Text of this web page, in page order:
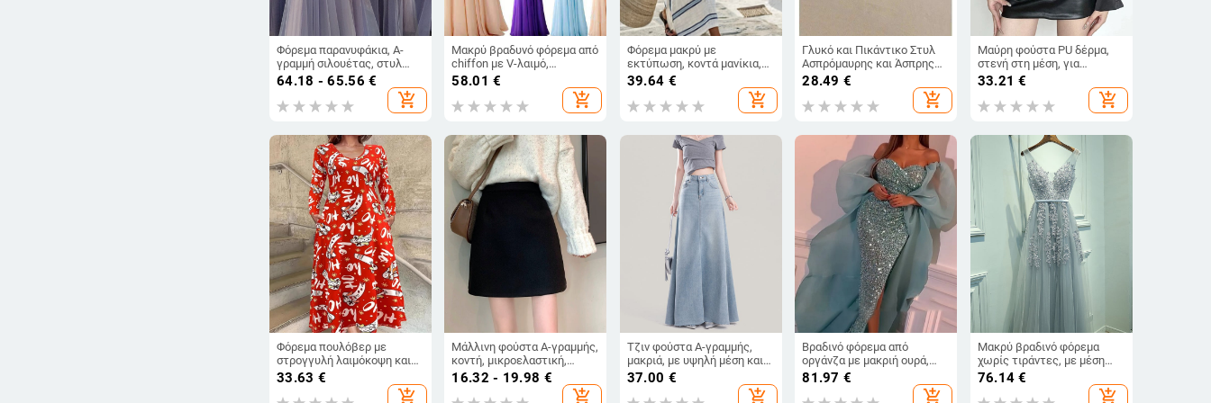
Φόρεμα παρανυφάκια, Α-
γραμμή σιλουέτας, στυλ
ώμου, μισό μανίκι, μακρύ
64.18 - 65.56 €
add_shopping_cart
Μακρύ βραδυνό φόρεμα από
chiffon με V-λαιμό,
παγιέτες, Α-γραμμή, ψηλή
58.01 €
add_shopping_cart
Φόρεμα μακρύ με
εκτύπωση, κοντά μανίκια,
γραμμής Α, μείξη λίνων,
39.64 €
add_shopping_cart
Γλυκό και Πικάντικο Στυλ
Ασπρόμαυρης και Άσπρης
Πιάνου Vintage Πλισέ
Φούστα για Γυναικεία
Άνοιξη Νέο Σχέδιο Φούστα
28.49 €
add_shopping_cart
Μαύρη φούστα PU δέρμα,
στενή στη μέση, για
γυναίκες, σε μεγάλο
φθινόπωρο, κομψή
εμφάνιση, με έμφαση στη
33.21 €
add_shopping_cart
Φόρεμα πουλόβερ με
στρογγυλή λαιμόκοψη και
μακριά μανίκια, κόκκινο,
πολύχρωμο, φυτικό
33.63 €
add_shopping_cart
Μάλλινη φούστα Α-γραμμής,
κοντή, μικροελαστική,
πολυεστέρας 90–95%
16.32 - 19.98 €
add_shopping_cart
Τζιν φούστα Α-γραμμής,
μακριά, με υψηλή μέση και
λεπτομέρεια ακατέργαστης
άκρης, ύφασμα denim 50–
37.00 €
add_shopping_cart
Βραδινό φόρεμα από
οργάνζα με μακριή ουρά,
μανίκια φανάρι, μακριά
φούστα — Άνοιξη 2024
81.97 €
add_shopping_cart
Μακρύ βραδινό φόρεμα
χωρίς τιράντες, με μέση
στη μέση, βασικό ύφασμα
πολυεστέρας και
76.14 €
add_shopping_cart